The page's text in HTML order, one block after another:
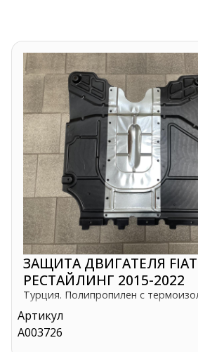
ЗАЩИТА ДВИГАТЕЛЯ FIAT
РЕСТАЙЛИНГ 2015-2022
Турция. Полипропилен с
Артикул
A003726